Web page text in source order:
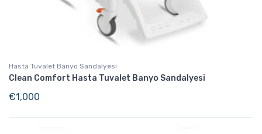
Hasta Tuvalet Banyo Sandalyesi
Clean Comfort Hasta Tuvalet Banyo Sandalyesi
€1,000